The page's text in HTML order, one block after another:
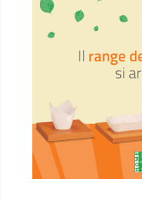
Contacts
Recherche